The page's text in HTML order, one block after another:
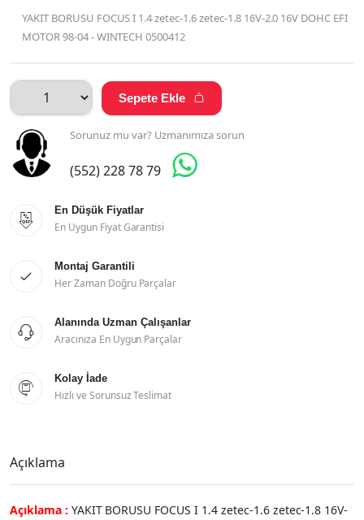
YAKIT BORUSU FOCUS I 1.4 zetec-1.6 zetec-1.8 16V-2.0 16V DOHC EFI
MOTOR 98-04 - WINTECH 0500412
Sepete Ekle 
Sorunuz mu var? Uzmanımıza sorun
(552) 228 78 79 

En Düşük Fiyatlar
En Uygun Fiyat Garantisi

Montaj Garantili
Her Zaman Doğru Parçalar

Alanında Uzman Çalışanlar
Aracınıza En Uygun Parçalar

Kolay İade
Hızlı ve Sorunsuz Teslimat
Açıklama
Açıklama : YAKIT BORUSU FOCUS I 1.4 zetec-1.6 zetec-1.8 16V-